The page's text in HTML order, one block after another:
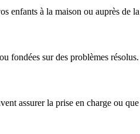
enfants à la maison ou auprès de
fondées sur des problèmes résolus.
assurer la prise en charge ou